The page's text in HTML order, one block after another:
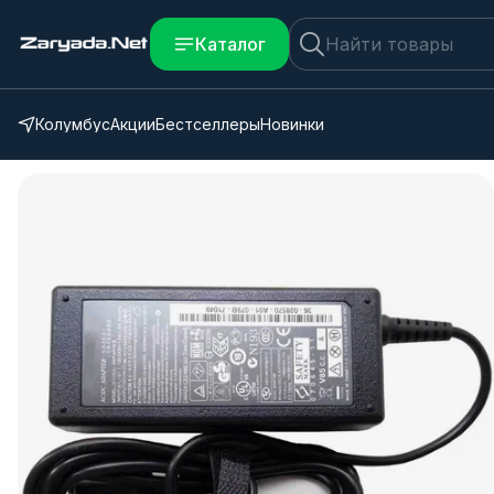
Каталог
КолумбусАкцииБестселлерыНовинки